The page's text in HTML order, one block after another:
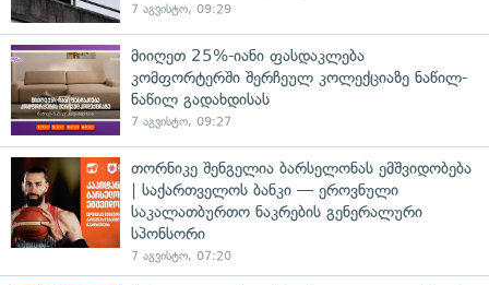
7 აგვისტო, 09:29
მიიღეთ 25%-იანი ფასდაკლება
კომფორტერში შერჩეულ კოლექციაზე ნაწილ-
ნაწილ გადახდისას
7 აგვისტო, 09:27
თორნიკე შენგელია ბარსელონას ემშვიდობება
| საქართველოს ბანკი — ეროვნული
საკალათბურთო ნაკრების გენერალური
სპონსორი
7 აგვისტო, 07:20